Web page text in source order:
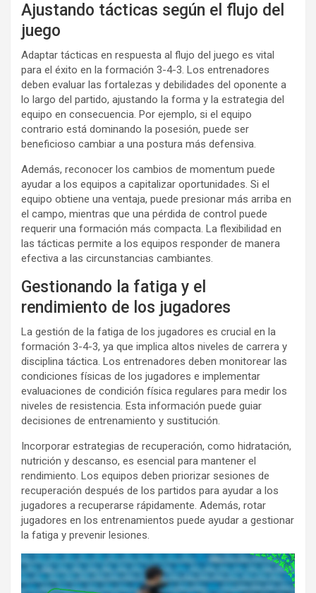
Ajustando tácticas según el flujo del
juego
Adaptar tácticas en respuesta al flujo del juego es vital
para el éxito en la formación 3-4-3. Los entrenadores
deben evaluar las fortalezas y debilidades del oponente a
lo largo del partido, ajustando la forma y la estrategia del
equipo en consecuencia. Por ejemplo, si el equipo
contrario está dominando la posesión, puede ser
beneficioso cambiar a una postura más defensiva.
Además, reconocer los cambios de momentum puede
ayudar a los equipos a capitalizar oportunidades. Si el
equipo obtiene una ventaja, puede presionar más arriba en
el campo, mientras que una pérdida de control puede
requerir una formación más compacta. La flexibilidad en
las tácticas permite a los equipos responder de manera
efectiva a las circunstancias cambiantes.
Gestionando la fatiga y el
rendimiento de los jugadores
La gestión de la fatiga de los jugadores es crucial en la
formación 3-4-3, ya que implica altos niveles de carrera y
disciplina táctica. Los entrenadores deben monitorear las
condiciones físicas de los jugadores e implementar
evaluaciones de condición física regulares para medir los
niveles de resistencia. Esta información puede guiar
decisiones de entrenamiento y sustitución.
Incorporar estrategias de recuperación, como hidratación,
nutrición y descanso, es esencial para mantener el
rendimiento. Los equipos deben priorizar sesiones de
recuperación después de los partidos para ayudar a los
jugadores a recuperarse rápidamente. Además, rotar
jugadores en los entrenamientos puede ayudar a gestionar
la fatiga y prevenir lesiones.